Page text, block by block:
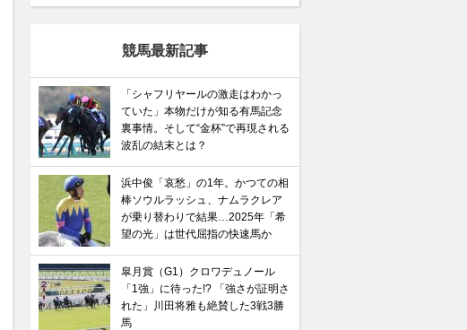
競馬最新記事
「シャフリヤールの激走はわかっ
ていた」本物だけが知る有馬記念
裏事情。そして“金杯”で再現される
波乱の結末とは？
浜中俊「哀愁」の1年。かつての相
棒ソウルラッシュ、ナムラクレア
が乗り替わりで結果…2025年「希
望の光」は世代屈指の快速馬か
皐月賞（G1）クロワデュノール
「1強」に待った!? 「強さが証明さ
れた」川田将雅も絶賛した3戦3勝
馬